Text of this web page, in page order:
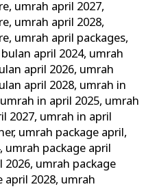
, umrah april 2027,
, umrah april 2028,
, umrah april packages,
april 2024, umrah
april 2026, umrah
april 2028, umrah in
umrah in april 2025, umrah
2027, umrah in april
, umrah package april,
, umrah package april
2026, umrah package
april 2028, umrah